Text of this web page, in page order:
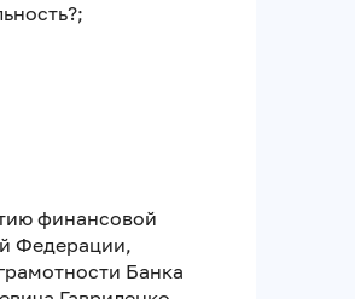
финансовой
Федерации,
Банка